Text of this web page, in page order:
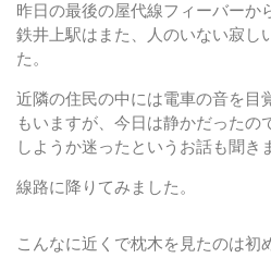
昨日の最後の屋代線フィーバーか
鉄井上駅はまた、人のいない寂し
た。
近隣の住民の中には電車の音を目
もいますが、今日は静かだったの
しようか迷ったというお話も聞き
線路に降りてみました。
こんなに近くで枕木を見たのは初